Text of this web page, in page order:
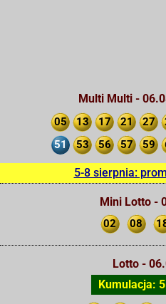
Multi Multi -
05 13 17 21 27
51
53 56 57 59
5-8 sierpnia:
Mini Lotto -
02 08
Lotto -
Kumulacja: